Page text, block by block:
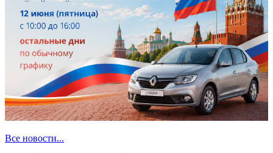
Все новости...